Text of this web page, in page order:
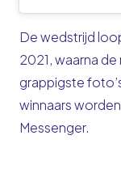
De wedstrijd
2021, waarna
grappigste
winnaars
Messenger.